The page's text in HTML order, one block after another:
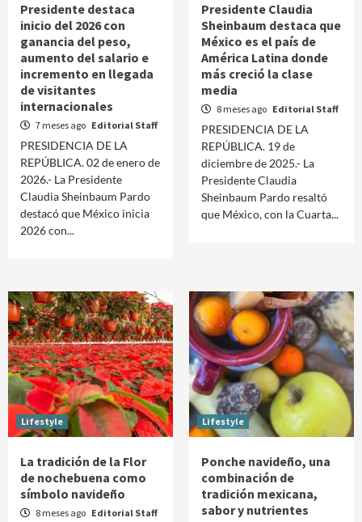
Presidente destaca
inicio del 2026 con
ganancia del peso,
aumento del salario e
incremento en llegada
de visitantes
internacionales
7 meses ago Editorial Staff
PRESIDENCIA DE LA
REPÚBLICA. 02 de enero de
2026.- La Presidente
Claudia Sheinbaum Pardo
destacó que México inicia
2026 con...
Presidente Claudia
Sheinbaum destaca que
México es el país de
América Latina donde
más creció la clase
media
8 meses ago Editorial Staff
PRESIDENCIA DE LA
REPÚBLICA. 19 de
diciembre de 2025.- La
Presidente Claudia
Sheinbaum Pardo resaltó
que México, con la Cuarta...
Lifestyle
La tradición de la Flor
de nochebuena como
símbolo navideño
8 meses ago Editorial Staff
Lifestyle
Ponche navideño, una
combinación de
tradición mexicana,
sabor y nutrientes